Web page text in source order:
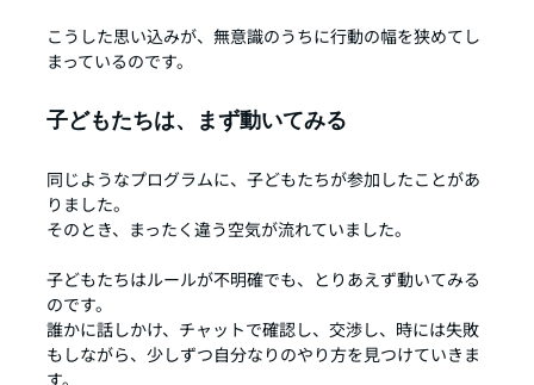
こうした思い込みが、無意識のうちに行動の幅を狭めてし
まっているのです。
子どもたちは、まず動いてみる
同じようなプログラムに、子どもたちが参加したことがあ
りました。
そのとき、まったく違う空気が流れていました。
子どもたちはルールが不明確でも、とりあえず動いてみる
のです。
誰かに話しかけ、チャットで確認し、交渉し、時には失敗
もしながら、少しずつ自分なりのやり方を見つけていきま
す。